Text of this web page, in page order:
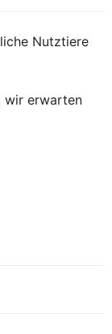
Nutztiere
wir erwarten